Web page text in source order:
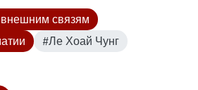
связям
#Ле Хоай Чунг